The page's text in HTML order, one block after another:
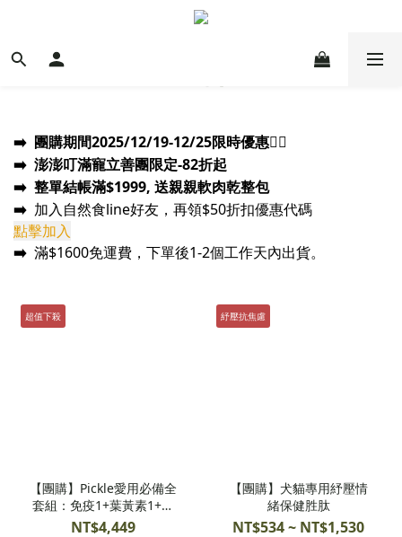
➡️ 團購期間2025/12/19-12/25限時優惠❤️‍🔥
➡️ 澎澎叮滿寵立善團限定-82折起
➡️ 整單結帳滿$1999, 送親親軟肉乾整包
➡️ 加入自然食line好友，再領$50折扣優惠代碼
點擊加入
➡️ 滿$1600免運費，下單後1-2個工作天內出貨。
超值下殺
【團購】Pickle愛用必備全
套組：免疫1+葉黃素1+護
心Q101+情緒1+關節1+益
NT$4,449
紓壓抗焦慮
【團購】犬貓專用紓壓情
緒保健胜肽
NT$534 ~ NT$1,530